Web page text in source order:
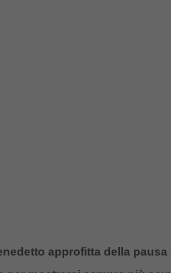
approfitta della